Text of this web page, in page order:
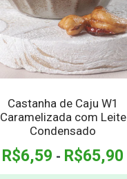
Castanha de Caju W1
Caramelizada com Leite
Condensado
R$6,59 - R$65,90